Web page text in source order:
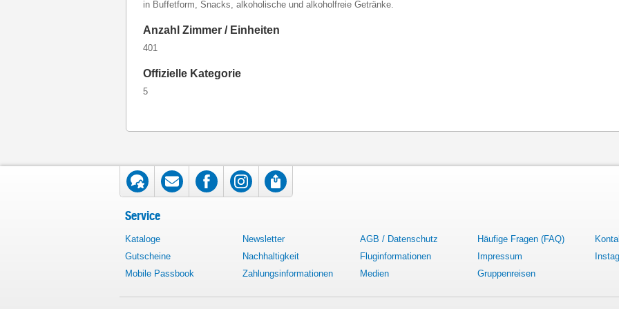
in Buffetform, Snacks, alkoholische und alkoholfreie Getränke.
Anzahl Zimmer / Einheiten
401
Offizielle Kategorie
5
Service
Kataloge Newsletter AGB / Datenschutz Häufige Fragen (FAQ)
Gutscheine
Nachhaltigkeit Fluginformationen Impressum
Mobile Passbook
Zahlungsinformationen Medien Gruppenreisen